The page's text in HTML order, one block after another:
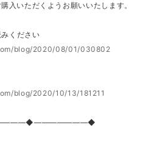
入いただくようお願いいたします。
ください
blog/2020/08/01/030802
blog/2020/10/13/181211